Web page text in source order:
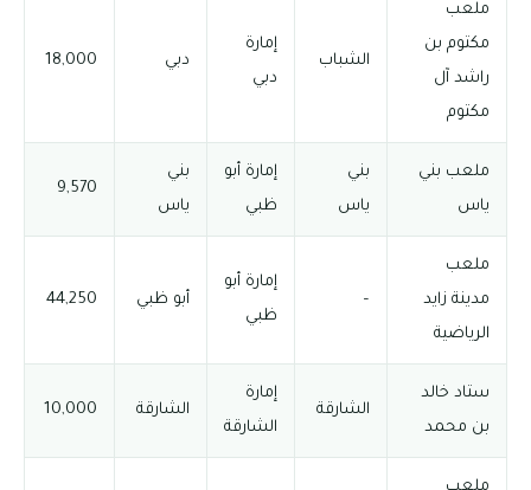
ملعب
مكتوم بن
راشد آل
مكتوم
الشباب
إمارة
دبي
دبي 18,000
ملعب بني
ياس
بني
ياس
إمارة أبو
ظبي
بني
ياس
9,570
ملعب
مدينة زايد
الرياضية
–
إمارة أبو
ظبي
أبو ظبي 44,250
ستاد خالد
بن محمد
الشارقة
إمارة
الشارقة
الشارقة 10,000